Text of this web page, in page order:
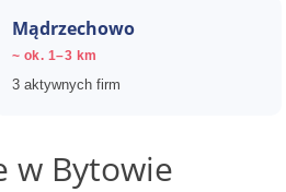
Mądrzechowo
~ ok. 1–3 km
3 aktywnych firm
w Bytowie